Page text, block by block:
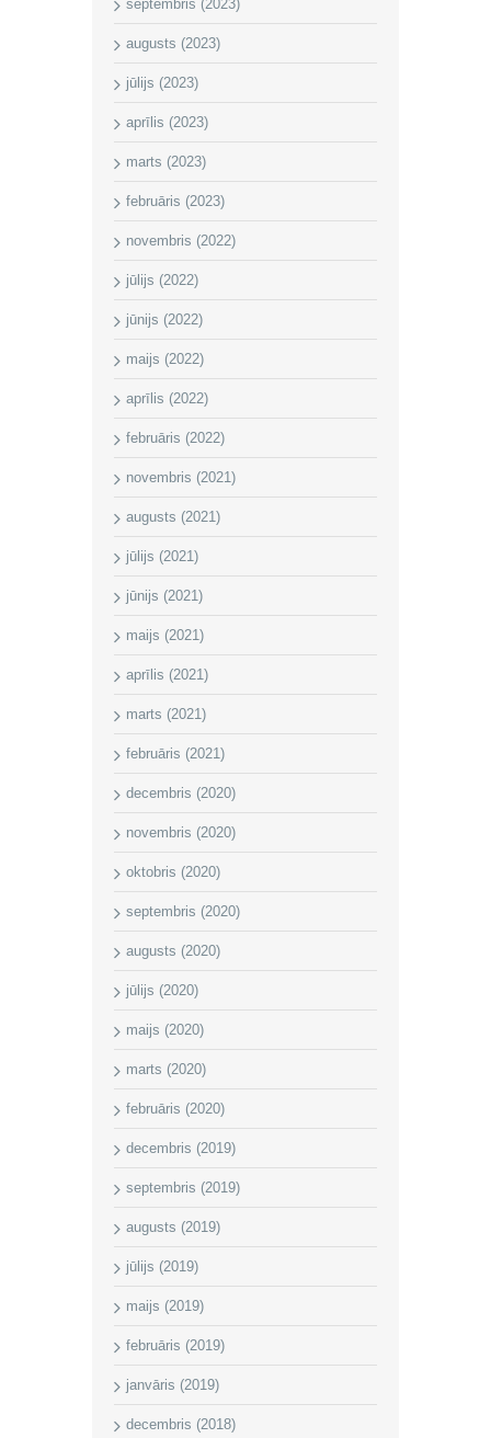
septembris (2023)
augusts (2023)
jūlijs (2023)
aprīlis (2023)
marts (2023)
februāris (2023)
novembris (2022)
jūlijs (2022)
jūnijs (2022)
maijs (2022)
aprīlis (2022)
februāris (2022)
novembris (2021)
augusts (2021)
jūlijs (2021)
jūnijs (2021)
maijs (2021)
aprīlis (2021)
marts (2021)
februāris (2021)
decembris (2020)
novembris (2020)
oktobris (2020)
septembris (2020)
augusts (2020)
jūlijs (2020)
maijs (2020)
marts (2020)
februāris (2020)
decembris (2019)
septembris (2019)
augusts (2019)
jūlijs (2019)
maijs (2019)
februāris (2019)
janvāris (2019)
decembris (2018)